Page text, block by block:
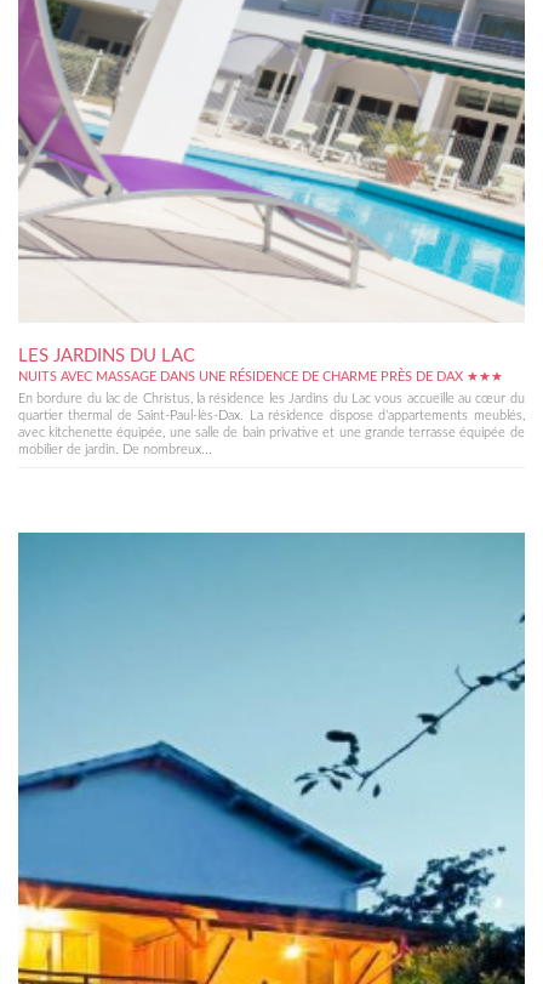
LES JARDINS DU LAC
NUITS AVEC MASSAGE DANS UNE RÉSIDENCE DE CHARME PRÈS DE DAX ★★★
En bordure du lac de Christus, la résidence les Jardins du Lac vous accueille au cœur du
quartier thermal de Saint-Paul-lès-Dax. La résidence dispose d’appartements meublés,
avec kitchenette équipée, une salle de bain privative et une grande terrasse équipée de
mobilier de jardin. De nombreux...